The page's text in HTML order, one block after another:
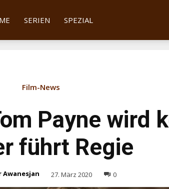
SERIEN SPEZIAL
Film-News
Payne wird
führt Regie
27. März 2020 0